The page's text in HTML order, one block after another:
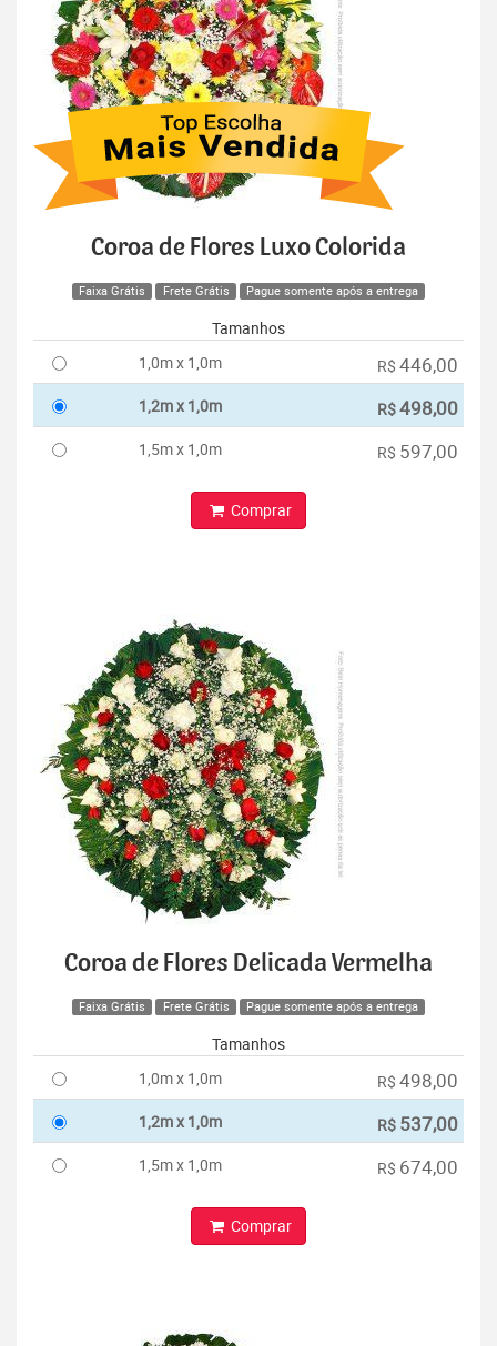
Coroa de Flores Luxo Colorida
Faixa Grátis Frete Grátis Pague somente após a entrega
Tamanhos
1,0m x 1,0m
R$ 446,00
1,2m x 1,0m R$498,00
1,5m x 1,0m R$ 597,00
Comprar
Coroa de Flores Delicada Vermelha
Faixa Grátis Frete Grátis Pague somente após a entrega
Tamanhos
1,0m x 1,0m
R$ 498,00
1,2m x 1,0m R$ 537,00
1,5m x 1,0m R$ 674,00
Comprar